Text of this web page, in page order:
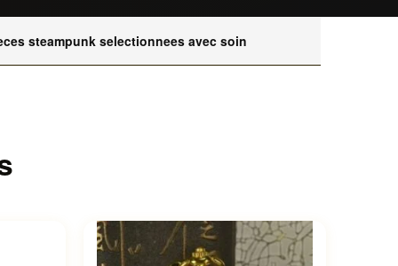
steampunk selectionnees avec soin